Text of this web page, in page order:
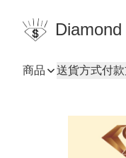
商品 送貨方式付